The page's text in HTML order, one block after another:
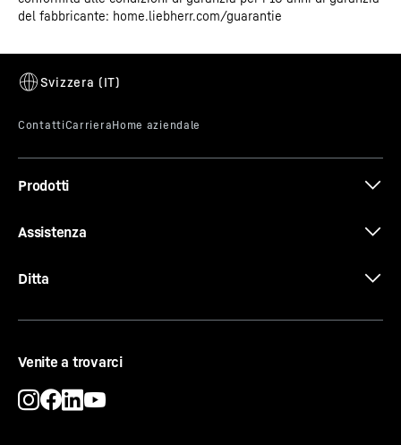
anticipo quali allarmi devono essere inoltrati, nonché
dell'allarme. In questo modo è possibile reagire
Pezzi di ricambio disponibili per 15 anni
del fabbricante: home.liebherr.com/guarantie
Prodotti
Assistenza
Ditta
Venite a trovarci